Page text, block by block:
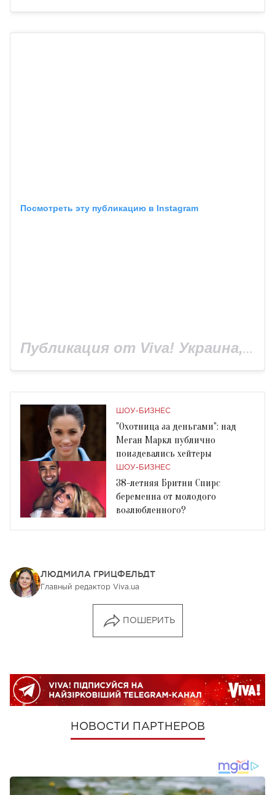
Посмотреть эту публикацию в Instagram
Публикация от Viva! Украина, сайт Viva.ua (@viva_ukraine_magazine)
ШОУ-БИЗНЕС
"Охотница за деньгами": над
Меган Маркл публично
поиздевались хейтеры
ШОУ-БИЗНЕС
38-летняя Бритни Спирс
беременна от молодого
возлюбленного?
ЛЮДМИЛА ГРИЦФЕЛЬДТ
Главный редактор Viva.ua
ПОШЕРИТЬ
НОВОСТИ ПАРТНЕРОВ